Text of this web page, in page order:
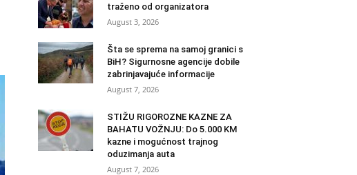
traženo od organizatora
August 3, 2026
Šta se sprema na samoj granici s
BiH? Sigurnosne agencije dobile
zabrinjavajuće informacije
August 7, 2026
STIŽU RIGOROZNE KAZNE ZA
BAHATU VOŽNJU: Do 5.000 KM
kazne i mogućnost trajnog
oduzimanja auta
August 7, 2026